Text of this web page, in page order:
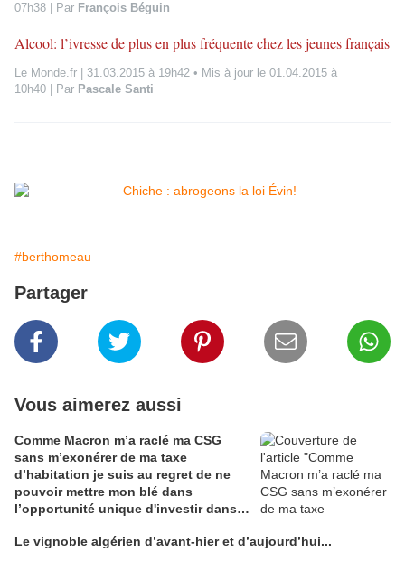
07h38
Par François Béguin
Alcool: l’ivresse de plus en plus fréquente chez les jeunes français
Le Monde.fr 31.03.2015 à 19h42 • Mis à jour le 01.04.2015 à
10h40
Par Pascale Santi
#berthomeau
Partager
Vous aimerez aussi
Comme Macron m’a raclé ma CSG
sans m’exonérer de ma taxe
d’habitation je suis au regret de ne
pouvoir mettre mon blé dans
l’opportunité unique d'investir dans
Alain Edouard
Le vignoble algérien d’avant-hier et d’aujourd’hui...